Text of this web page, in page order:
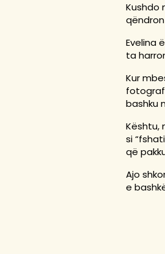
Kushdo
Evelina
ta
Kur
bashku
Kështu,
si
që
Ajo
e